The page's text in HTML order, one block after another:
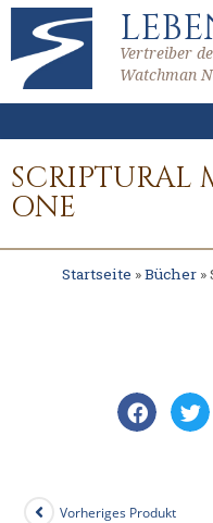
Vertreiber
Watchman
SCRIPTURAL
ONE
Startseite »Bücher »
Vorheriges Produkt